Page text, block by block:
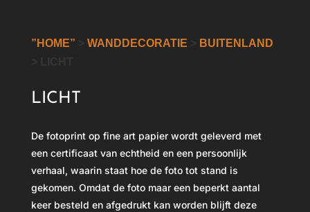
”HOME” WANDDECORATIE
BUITENLAND
LICHT
De fotoprint op fine art papier wordt geleverd met
een certificaat van echtheid en een persoonlijk
verhaal, waarin staat hoe de foto tot stand is
gekomen. Omdat de foto maar een beperkt aantal
keer besteld en afgedrukt kan worden blijft deze